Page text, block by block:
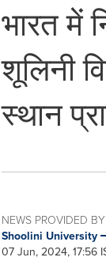
भारत में
शूलिनी
स्थान
NEWS PROVIDED BY
Shoolini University
07 Jun, 2024, 17:56